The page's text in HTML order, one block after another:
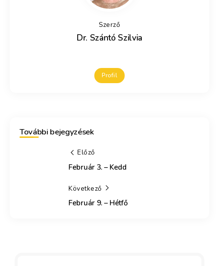
Szerző
Dr. Szántó Szilvia
Profil
További bejegyzések
Előző
Február 3. – Kedd
Következő
Február 9. – Hétfő